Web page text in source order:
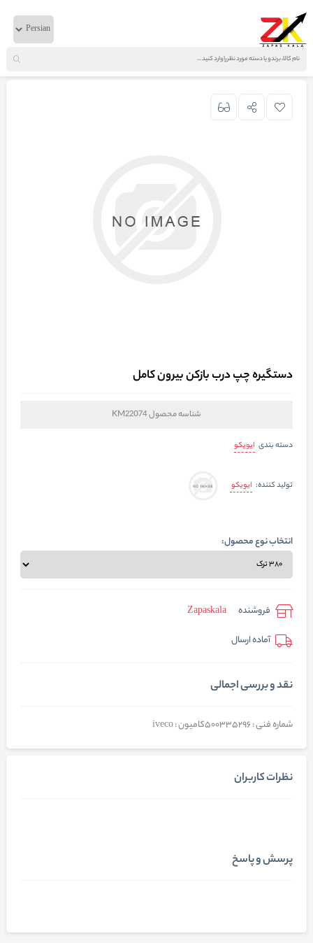
خانه لوازم بدنه ایویکو دستگیره چپ درب بازکن بیرون کامل
دستگیره چپ درب بازکن بیرون کامل
شناسه محصولKM22074
دسته بندی ایویکو
تولید کننده: ایویکو
انتخاب نوع محصول:
فروشنده
Zapaskala
آماده ارسال
نقد و بررسی اجمالی
شماره فنی : 500335296کامیون : iveco
نظرات کاربران
پرسش و پاسخ